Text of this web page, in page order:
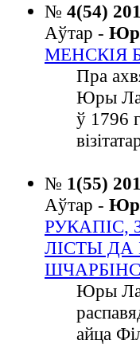
№ 4(54)
Аўтар -
МЕНСКІЯ
Пра
Юры
ў 1796
№ 1(55)
Аўтар -
ЛІСТЫ ДА
Юры
айца